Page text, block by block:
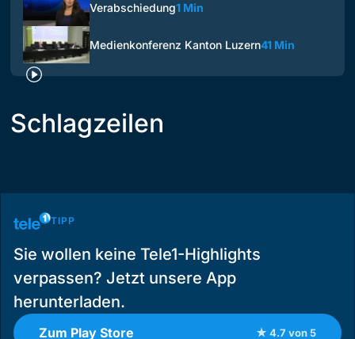
Verabschiedung1 Min
Medienkonferenz Kanton Luzern41 Min
Schlagzeilen
TIPP
Sie wollen keine Tele1-Highlights
verpassen? Jetzt unsere App
herunterladen.
Zum Play Store ★ 4.7 von 5